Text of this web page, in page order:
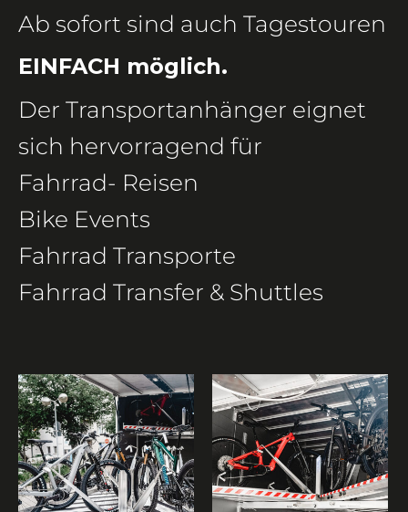
Ab sofort sind auch Tagestouren
EINFACH möglich.
Der Transportanhänger eignet
sich hervorragend für
Fahrrad- Reisen
Bike Events
Fahrrad Transporte
Fahrrad Transfer & Shuttles